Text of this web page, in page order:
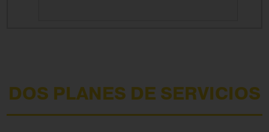
DOS PLANES DE SERVICIOS